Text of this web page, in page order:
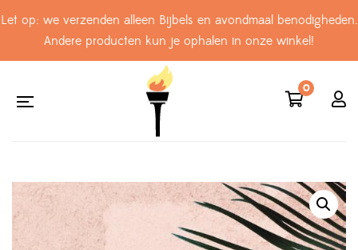
Let op: we verzenden alleen Bijbels en avondmaal benodigheden.
Andere producten kun je ophalen in onze winkel!
0